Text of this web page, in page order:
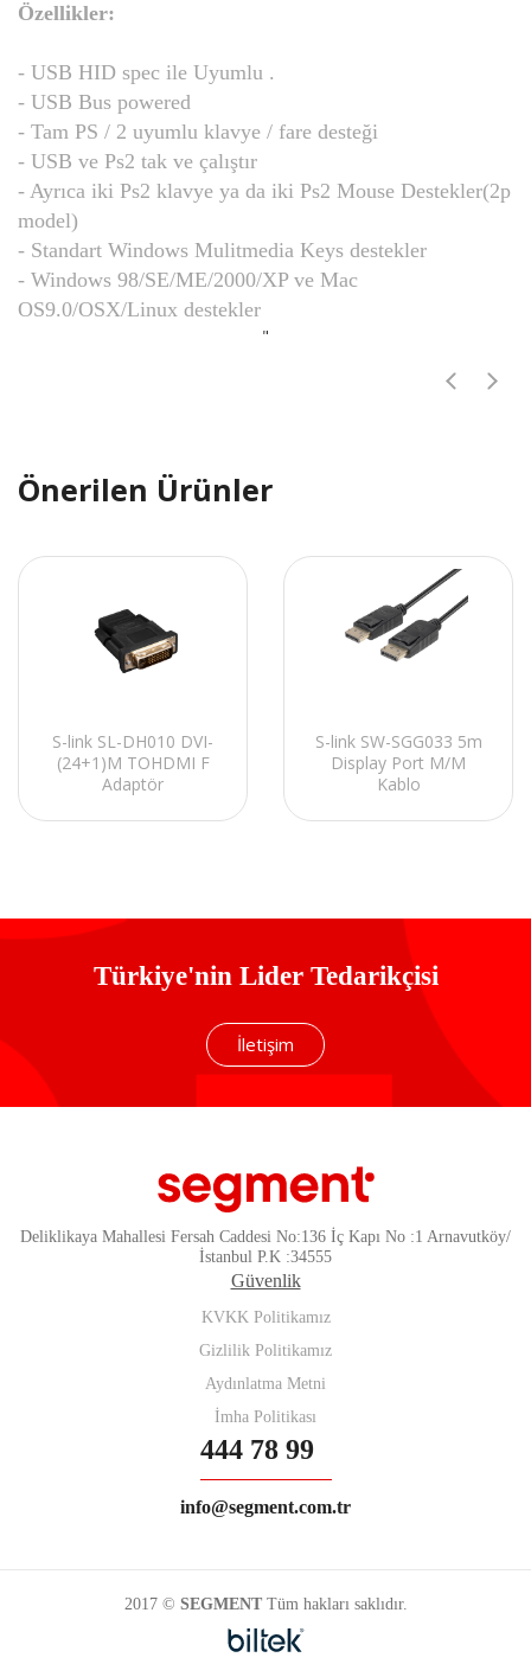
Özellikler:
- USB HID spec ile Uyumlu .
- USB Bus powered
- Tam PS / 2 uyumlu klavye / fare desteği
- USB ve Ps2 tak ve çalıştır
- Ayrıca iki Ps2 klavye ya da iki Ps2 Mouse Destekler(2p
model)
- Standart Windows Mulitmedia Keys destekler
- Windows 98/SE/ME/2000/XP ve Mac
OS9.0/OSX/Linux destekler
"
Önerilen Ürünler
S-link SL-DH010 DVI-
(24+1)M TOHDMI F
Adaptör
S-link SW-SGG033 5m
Display Port M/M
Kablo
Türkiye'nin Lider Tedarikçisi
İletişim
Deliklikaya Mahallesi Fersah Caddesi No:136 İç Kapı No :1 Arnavutköy/
İstanbul P.K :34555
Güvenlik
KVKK Politikamız
Gizlilik Politikamız
Aydınlatma Metni
İmha Politikası
444 78 99
info@segment.com.tr
2017 © SEGMENTTüm hakları saklıdır.